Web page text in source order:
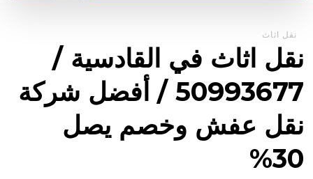
نقل اثاث
نقل اثاث في القادسية /
50993677 / أفضل شركة
نقل عفش وخصم يصل
30%